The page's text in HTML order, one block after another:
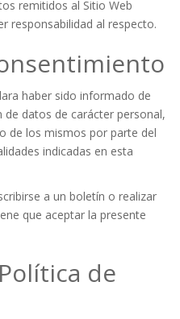
remitidos al Sitio Web
responsabilidad al respecto.
haber sido informado de
datos de carácter personal,
de los mismos por parte del
indicadas en esta
a un boletín o realizar
que aceptar la presente
de